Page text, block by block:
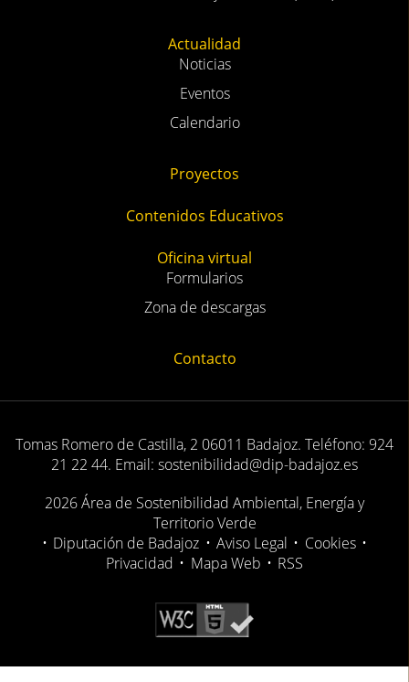
Actualidad
Noticias
Eventos
Calendario
Proyectos
Contenidos Educativos
Oficina virtual
Formularios
Zona de descargas
Contacto
Tomas Romero de Castilla, 2 06011 Badajoz. Teléfono: 924
21 22 44. Email: sostenibilidad@dip-badajoz.es
2026 Área de Sostenibilidad Ambiental, Energía y
Territorio Verde
• Diputación de Badajoz • Aviso Legal • Cookies •
Privacidad • Mapa Web • RSS